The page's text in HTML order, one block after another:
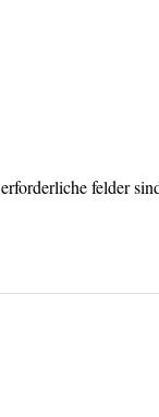
erforderliche felder